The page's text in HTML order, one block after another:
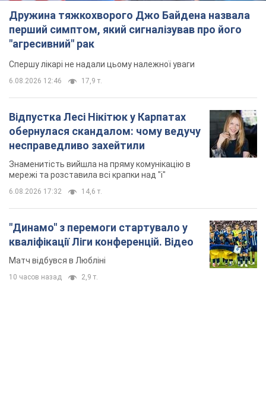
Дружина тяжкохворого Джо Байдена назвала
перший симптом, який сигналізував про його
"агресивний" рак
Спершу лікарі не надали цьому належної уваги
6.08.2026 12:46 17,9 т.
Відпустка Лесі Нікітюк у Карпатах
обернулася скандалом: чому ведучу
несправедливо захейтили
Знаменитість вийшла на пряму комунікацію в
мережі та розставила всі крапки над "і"
6.08.2026 17:32 14,6 т.
"Динамо" з перемоги стартувало у
кваліфікації Ліги конференцій. Відео
Матч відбувся в Любліні
10 часов назад 2,9 т.